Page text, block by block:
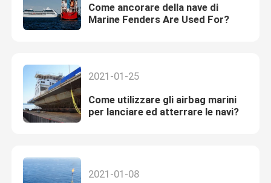
Come ancorare della nave di
Marine Fenders Are Used For?
2021-01-25
Come utilizzare gli airbag marini
per lanciare ed atterrare le navi?
2021-01-08